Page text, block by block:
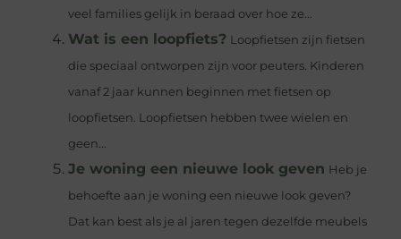
veel families gelijk in beraad over hoe ze...
Wat is een loopfiets? Loopfietsen zijn fietsen
die speciaal ontworpen zijn voor peuters. Kinderen
vanaf 2 jaar kunnen beginnen met fietsen op
loopfietsen. Loopfietsen hebben twee wielen en
geen...
Je woning een nieuwe look geven Heb je
behoefte aan je woning een nieuwe look geven?
Dat kan best als je al jaren tegen dezelfde meubels